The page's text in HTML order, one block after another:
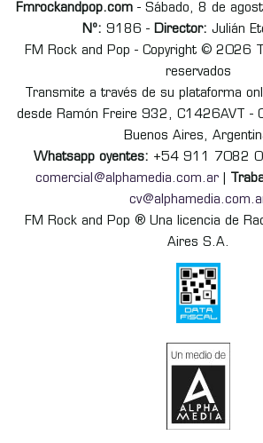
Fmrockandpop.com- Sábado, 8 de
Nº: 9186 - Director: Julián
FM Rock and Pop - Copyright © 2026
reservados
Transmite a través de su plataforma
desde Ramón Freire 932, C1426AVT -
Buenos Aires,
Whatsapp oyentes: +54 911 7082
comercial@alphamedia.com.ar
FM Rock and Pop ® Una licencia de
Aires S.A.